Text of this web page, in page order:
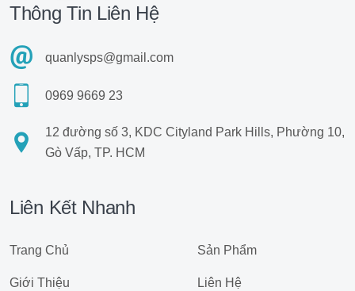
Thông Tin Liên Hệ
quanlysps@gmail.com
0969 9669 23
12 đường số 3, KDC Cityland Park Hills, Phường 10,
Gò Vấp, TP. HCM
Liên Kết Nhanh
Trang Chủ
Giới Thiệu
Sản Phẩm
Liên Hệ